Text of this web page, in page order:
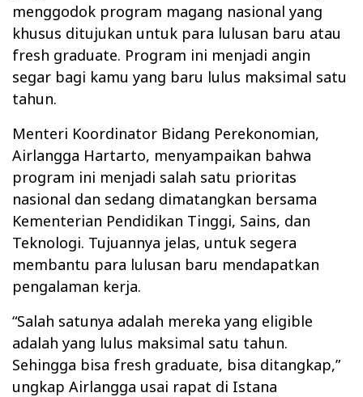
menggodok program magang nasional yang
khusus ditujukan untuk para lulusan baru atau
fresh graduate. Program ini menjadi angin
segar bagi kamu yang baru lulus maksimal satu
tahun.
Menteri Koordinator Bidang Perekonomian,
Airlangga Hartarto, menyampaikan bahwa
program ini menjadi salah satu prioritas
nasional dan sedang dimatangkan bersama
Kementerian Pendidikan Tinggi, Sains, dan
Teknologi. Tujuannya jelas, untuk segera
membantu para lulusan baru mendapatkan
pengalaman kerja.
“Salah satunya adalah mereka yang eligible
adalah yang lulus maksimal satu tahun.
Sehingga bisa fresh graduate, bisa ditangkap,”
ungkap Airlangga usai rapat di Istana